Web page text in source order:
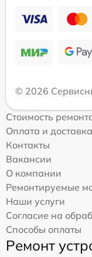
© 2026
Стоимость
Оплата и доставка
Контакты
Вакансии
О компании
Ремонтируемые
Наши услуги
Согласие на
Способы оплаты
Ремонт